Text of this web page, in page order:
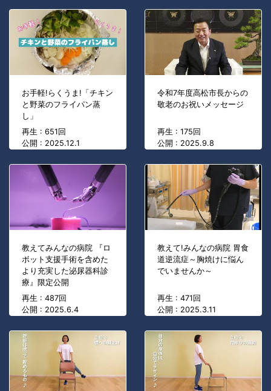
お手軽!らくうま!「チキン
と野菜のフライパン蒸
し」
再生 : 651回
公開 : 2025.12.1
令和7年度高松市長からの
敬老のお祝いメッセージ
再生 : 175回
公開 : 2025.9.8
教えてみんなの病院 『ロ
ボット支援手術を含めた
より充実した泌尿器科診
療』限定公開
再生 : 487回
公開 : 2025.6.4
教えて!みんなの病院 胃食
道逆流症～胸焼けに悩ん
でいませんか～
再生 : 471回
公開 : 2025.3.11